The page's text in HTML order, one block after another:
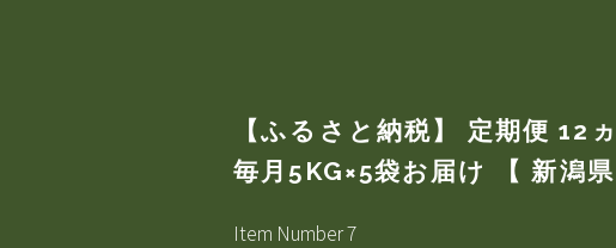
【ふるさと納税】 定期便 12
毎月5KG×5袋お届け 【 新潟県
Item Number 7